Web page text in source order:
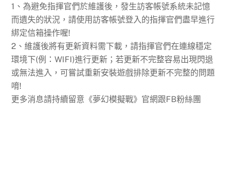
1、為避免指揮官們於維護後，發生訪客帳號系統未記憶
而遺失的狀況，請使用訪客帳號登入的指揮官們盡早進行
綁定信箱操作喔!
2、維護後將有更新資料需下載，請指揮官們在連線穩定
環境下(例：WIFI)進行更新；若更新不完整容易出現閃退
或無法進入，可嘗試重新安裝遊戲排除更新不完整的問題
唷!
更多消息請持續留意《夢幻模擬戰》官網跟FB粉絲團